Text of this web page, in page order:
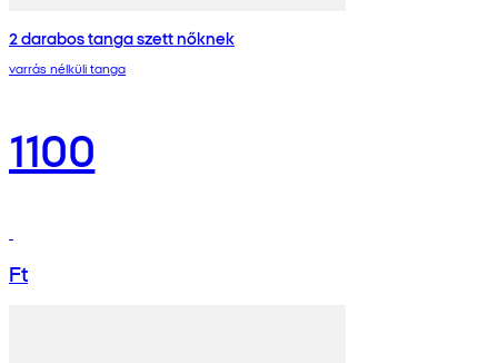
2 darabos tanga szett nőknek
varrás nélküli tanga
1100
Ft